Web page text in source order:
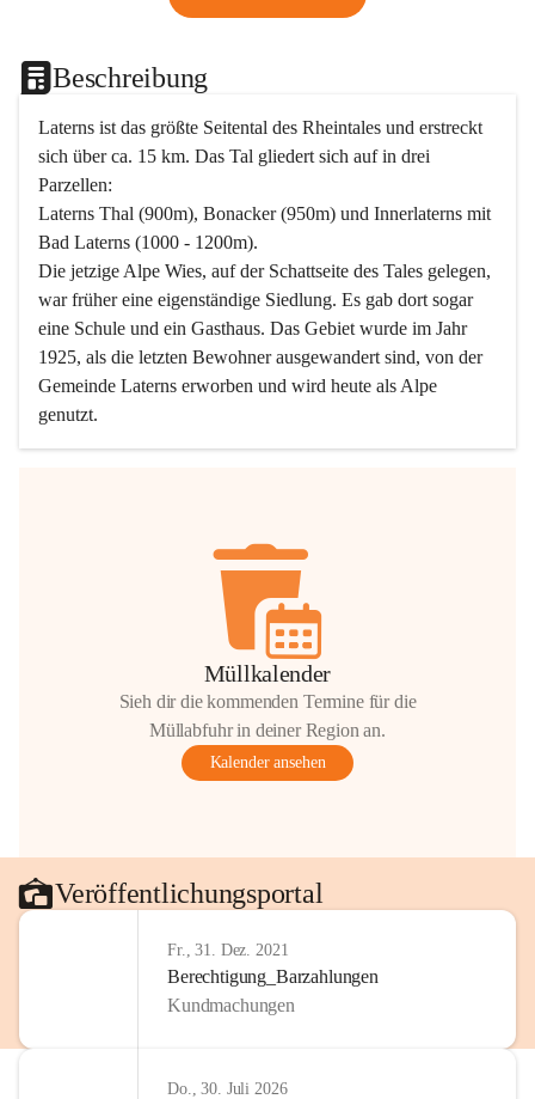
Beschreibung
Laterns ist das größte Seitental des Rheintales und erstreckt
sich über ca. 15 km. Das Tal gliedert sich auf in drei
Parzellen:
Laterns Thal (900m), Bonacker (950m) und Innerlaterns mit
Bad Laterns (1000 - 1200m).
Die jetzige Alpe Wies, auf der Schattseite des Tales gelegen,
war früher eine eigenständige Siedlung. Es gab dort sogar
eine Schule und ein Gasthaus. Das Gebiet wurde im Jahr
1925, als die letzten Bewohner ausgewandert sind, von der
Gemeinde Laterns erworben und wird heute als Alpe
genutzt.
Müllkalender
Sieh dir die kommenden Termine für die
Müllabfuhr in deiner Region an.
Kalender ansehen
Veröffentlichungsportal
Fr., 31. Dez. 2021
Berechtigung_Barzahlungen
Kundmachungen
Do., 30. Juli 2026